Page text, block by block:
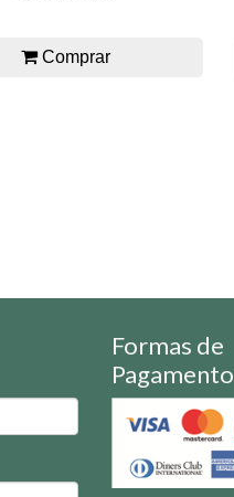
Comprar
Formas de
Pagamento